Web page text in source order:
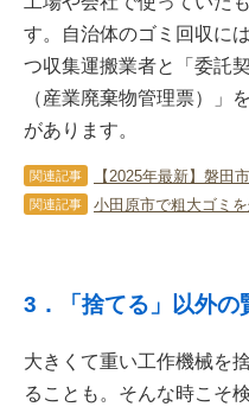
す。自治体のゴミ回収に
つ収集運搬業者と「委託
（産業廃棄物管理票）」
があります。
関連記事
関連記事
3．「捨てる」以外の
大きくて重い工作機械を
ることも。そんな時こそ